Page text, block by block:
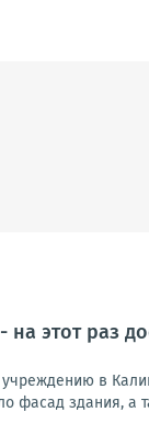
этот раз
учреждению в
фасад здания, а